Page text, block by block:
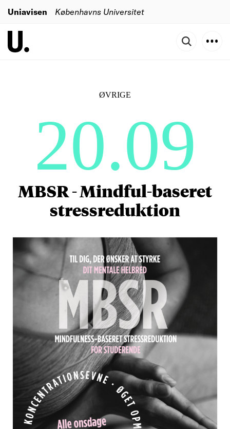
Uniavisen Københavns Universitet
ØVRIGE
20.09
MBSR - Mindful-baseret
stressreduktion